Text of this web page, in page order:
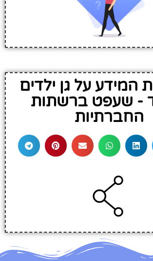
על גן ילדים
- שעפט ברשתות
החברתיות